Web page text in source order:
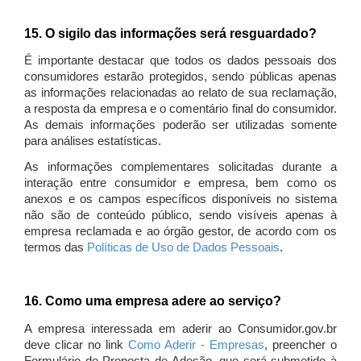
15. O sigilo das informações será resguardado?
É importante destacar que todos os dados pessoais dos
consumidores estarão protegidos, sendo públicas apenas
as informações relacionadas ao relato de sua reclamação,
a resposta da empresa e o comentário final do consumidor.
As demais informações poderão ser utilizadas somente
para análises estatísticas.
As informações complementares solicitadas durante a
interação entre consumidor e empresa, bem como os
anexos e os campos específicos disponíveis no sistema
não são de conteúdo público, sendo visíveis apenas à
empresa reclamada e ao órgão gestor, de acordo com os
termos das Políticas de Uso de Dados Pessoais.
16. Como uma empresa adere ao serviço?
A empresa interessada em aderir ao Consumidor.gov.br
deve clicar no link Como Aderir - Empresas, preencher o